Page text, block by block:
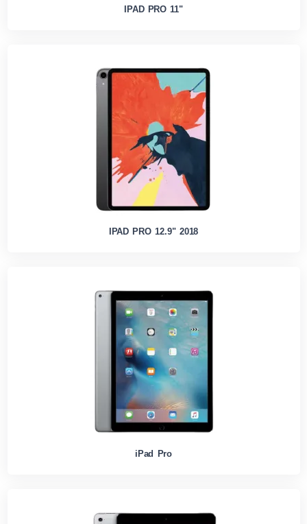
IPAD PRO 11"
IPAD PRO 12.9" 2018
iPad Pro